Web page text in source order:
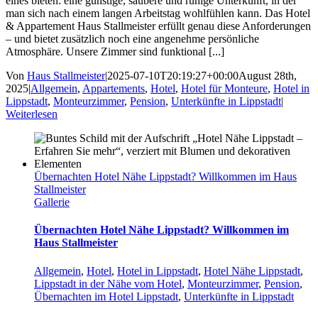
man sich nach einem langen Arbeitstag wohlfühlen kann. Das Hotel
& Appartement Haus Stallmeister erfüllt genau diese Anforderungen
– und bietet zusätzlich noch eine angenehme persönliche
Atmosphäre. Unsere Zimmer sind funktional [...]
Von Haus Stallmeister|2025-07-10T20:19:27+00:00August 28th,
2025|Allgemein, Appartements, Hotel, Hotel für Monteure, Hotel in
Lippstadt, Monteurzimmer, Pension, Unterkünfte in Lippstadt|
Weiterlesen
Übernachten Hotel Nähe Lippstadt? Willkommen im Haus
Stallmeister
Gallerie
Übernachten Hotel Nähe Lippstadt? Willkommen im
Haus Stallmeister
Allgemein, Hotel, Hotel in Lippstadt, Hotel Nähe Lippstadt,
Lippstadt in der Nähe vom Hotel, Monteurzimmer, Pension,
Übernachten im Hotel Lippstadt, Unterkünfte in Lippstadt